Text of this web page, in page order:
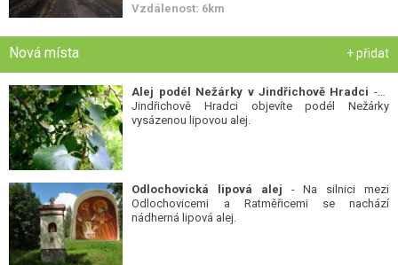
Vzdálenost: 6km
Nová místa + přidat
Alej podél Nežárky v Jindřichově Hradci - V
Jindřichově Hradci objevíte podél Nežárky
vysázenou lipovou alej.
Odlochovická lipová alej - Na silnici mezi
Odlochovicemi a Ratměřicemi se nachází
nádherná lipová alej.